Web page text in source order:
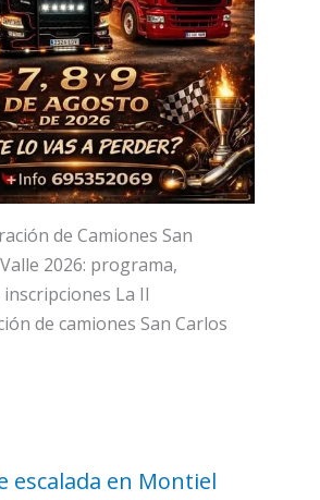
de Camiones San
2026: programa,
La II
de camiones San Carlos
escalada en Montiel